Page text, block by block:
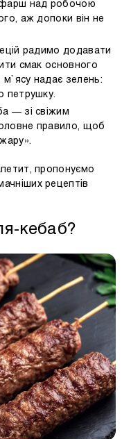
фарш над робочою
аж допоки він не
радимо додавати
смак основного
м`ясу надає зелень:
петрушку.
— зі свіжим
правило, щоб
пропонуємо
рецептів
кебаб?